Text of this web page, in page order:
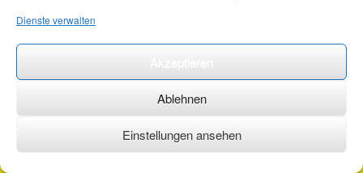
Dienste verwalten
Ablehnen
Einstellungen ansehen
©2026 ·erstehilfekurs-mauch.de ·AGB ·Datenschutzerklärung ·Impressum ·